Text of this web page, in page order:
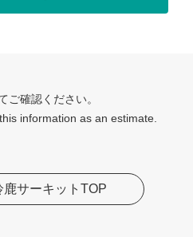
確認ください。
information as an estimate.
鹿サーキットTOP